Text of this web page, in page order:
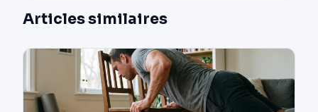
Articles similaires